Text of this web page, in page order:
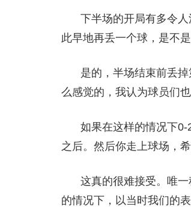
下半场的开局有多令
此早地再丢一个球，是不
是的，半场结束前丢
么感觉的，我认为球员们
如果在这样的情况下
之后。然后你走上球场，
这真的很难接受。唯
的情况下，以当时我们的